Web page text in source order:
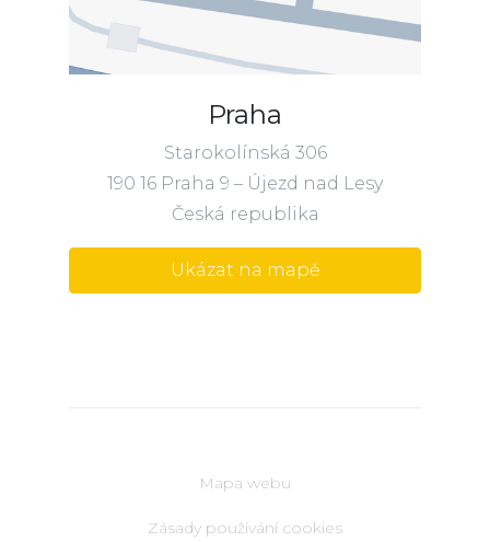
Praha
Starokolínská 306
190 16 Praha 9 – Újezd nad Lesy
Česká republika
Ukázat na mapě
Mapa webu
Zásady používání cookies